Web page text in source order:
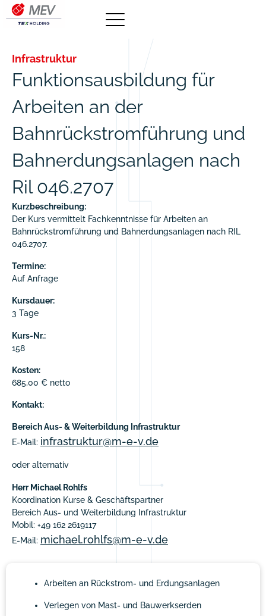
Infrastruktur
Funktionsausbildung für
Arbeiten an der
Bahnrückstromführung und
Bahnerdungsanlagen nach
Ril 046.2707
Kurzbeschreibung:
Der Kurs vermittelt Fachkenntnisse für Arbeiten an
Bahnrückstromführung und Bahnerdungsanlagen nach RIL
046.2707.
Termine:
Auf Anfrage
Kursdauer:
3 Tage
Kurs-Nr.:
158
Kosten:
685,00 € netto
Kontakt:
Bereich Aus- & Weiterbildung Infrastruktur
E-Mail: infrastruktur@m-e-v.de
oder alternativ
Herr Michael Rohlfs
Koordination Kurse & Geschäftspartner
Bereich Aus- und Weiterbildung Infrastruktur
Mobil: +49 162 2619117
E-Mail: michael.rohlfs@m-e-v.de
Arbeiten an Rückstrom- und Erdungsanlagen
Verlegen von Mast- und Bauwerkserden